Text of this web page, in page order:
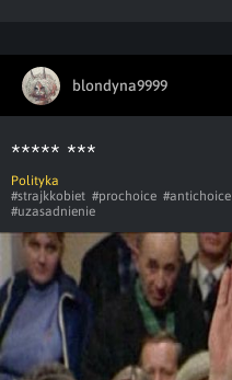
blondyna9999
***** ***
Polityka
#strajkkobiet #prochoice #antichoice
#uzasadnienie